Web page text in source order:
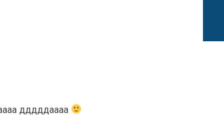
дддддаааа